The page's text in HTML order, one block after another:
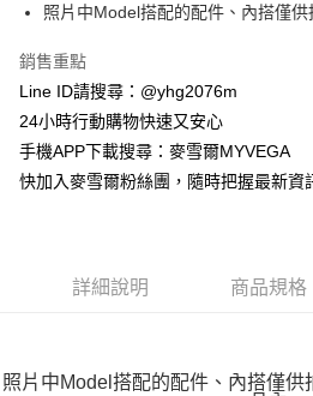
玉山商業銀行
星
台灣樂天信用卡公司
貨到付款
運送方式
全家取貨付款
每筆NT$100，滿NT$599(含以上)免運費
每筆NT$100，滿NT$988(含以上)免運
照片中Model搭配的配件、內搭僅供
銷售重點
Line ID請搜尋：@yhg2076m
24小時行動購物快速又安心
手機APP下載搜尋：麥雪爾MYVEGA
快加入麥雪爾粉絲團，隨時把握最新資
詳細說明 商品規格
照片中Model搭配的配件、內搭僅供